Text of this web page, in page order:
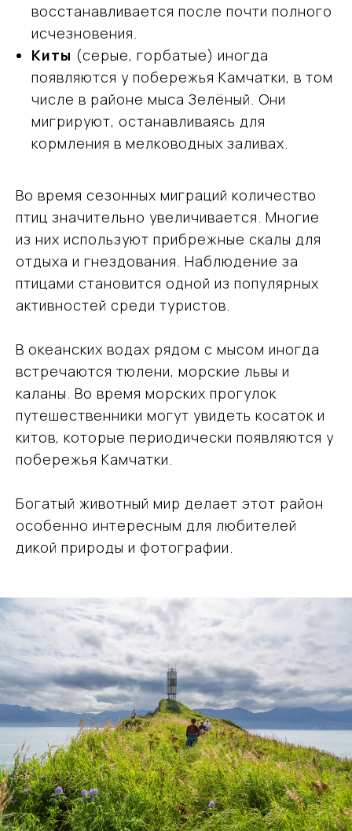
восстанавливается после почти полного
исчезновения.
Киты (серые, горбатые) иногда
появляются у побережья Камчатки, в том
числе в районе мыса Зелёный. Они
мигрируют, останавливаясь для
кормления в мелководных заливах.
Во время сезонных миграций количество
птиц значительно увеличивается. Многие
из них используют прибрежные скалы для
отдыха и гнездования. Наблюдение за
птицами становится одной из популярных
активностей среди туристов.
В океанских водах рядом с мысом иногда
встречаются тюлени, морские львы и
каланы. Во время морских прогулок
путешественники могут увидеть косаток и
китов, которые периодически появляются у
побережья Камчатки.
Богатый животный мир делает этот район
особенно интересным для любителей
дикой природы и фотографии.